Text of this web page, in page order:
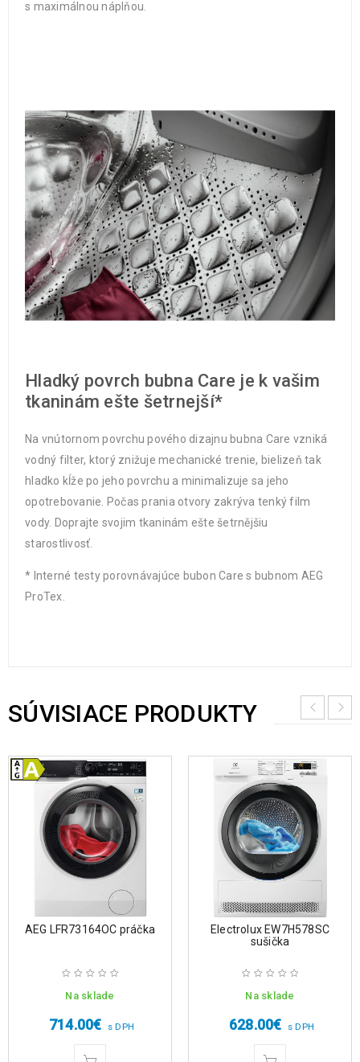
s maximálnou náplňou.
Hladký povrch bubna Care je k vašim
tkaninám ešte šetrnejší*
Na vnútornom povrchu pového dizajnu bubna Care vzniká
vodný filter, ktorý znižuje mechanické trenie, bielizeň tak
hladko kĺže po jeho povrchu a minimalizuje sa jeho
opotrebovanie. Počas prania otvory zakrýva tenký film
vody. Doprajte svojim tkaninám ešte šetrnějšiu
starostlivosť.
* Interné testy porovnávajúce bubon Care s bubnom AEG
ProTex.
SÚVISIACE PRODUKTY
AEG LFR73164OC práčka
Na sklade
714.00€ s DPH
Electrolux EW7H578SC
sušička
Na sklade
628.00€ s DPH